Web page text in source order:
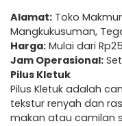
Alamat: Toko
Mangkukusuman,
Harga: Mulai dari
Jam Operasional:
Pilus Kletuk
Pilus Kletuk adalah
tekstur renyah dan
makan atau camilan